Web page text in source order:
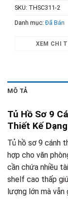
SKU: THSC311-2
Danh mục:Đã Bán
XEM CHI
MÔ TẢ
Tủ Hồ Sơ 9
Thiết Kế
Tủ hồ sơ 9 cánh
hợp cho văn
cần chứa nhiều
shelf cao thấp
lượng lớn mà vẫn